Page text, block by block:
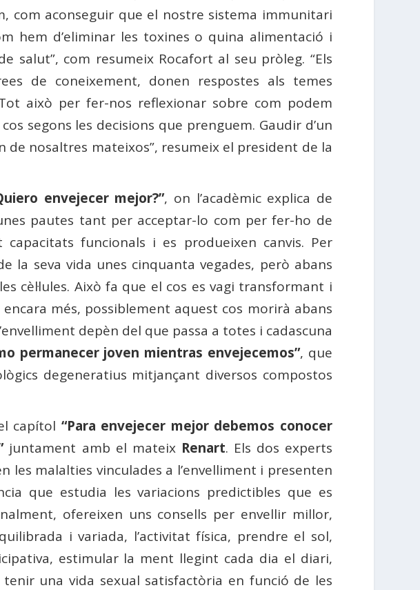
com aconseguir que el nostre sistema immunitari
hem d’eliminar les toxines o quina alimentació i
salut”, com resumeix Rocafort al seu pròleg. “Els
de coneixement, donen respostes als temes
això per fer-nos reflexionar sobre com podem
segons les decisions que prenguem. Gaudir d’un
nosaltres mateixos”, resumeix el president de la
envejecer mejor?”, on l’acadèmic explica de
pautes tant per acceptar-lo com per fer-ho de
funcionals i es produeixen canvis. Per
la seva vida unes cinquanta vegades, però abans
cèl·lules. Això fa que el cos es vagi transformant i
més, possiblement aquest cos morirà abans
depèn del que passa a totes i cadascuna
permanecer joven mientras envejecemos”, que
degeneratius mitjançant diversos compostos
capítol “Para envejecer mejor debemos conocer
juntament amb el mateix Renart. Els dos experts
les malalties vinculades a l’envelliment i presenten
que estudia les variacions predictibles que es
ofereixen uns consells per envellir millor,
i variada, l’activitat física, prendre el sol,
estimular la ment llegint cada dia el diari,
una vida sexual satisfactòria en funció de les